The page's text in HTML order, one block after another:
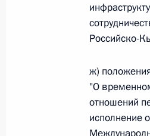
О внесении
О
Российско-
ж)
"О
отношений
исполнение